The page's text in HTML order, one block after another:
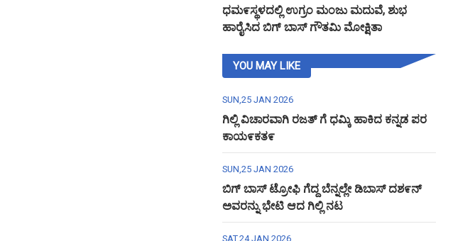
ಧಮ೯ಸ್ಥಳದಲ್ಲಿ ಉಗ್ರಂ ಮಂಜು ಮದುವೆ, ಶುಭ
ಹಾರೈಸಿದ ಬಿಗ್ ಬಾಸ್ ಗೌತಮಿ ಮೋಕ್ಷಿತಾ
YOU MAY LIKE
SUN,25 JAN 2026
ಗಿಲ್ಲಿ ವಿಚಾರವಾಗಿ ರಜತ್ ಗೆ ಧಮ್ಕಿ ಹಾಕಿದ ಕನ್ನಡ ಪರ
ಕಾಯ೯ಕತ೯
SUN,25 JAN 2026
ಬಿಗ್ ಬಾಸ್ ಟ್ರೋಫಿ ಗೆದ್ದ ಬೆನ್ನಲ್ಲೇ ಡಿಬಾಸ್ ದಶ೯ನ್
ಅವರನ್ನು ಭೇಟಿ ಆದ ಗಿಲ್ಲಿ ನಟ
SAT,24 JAN 2026